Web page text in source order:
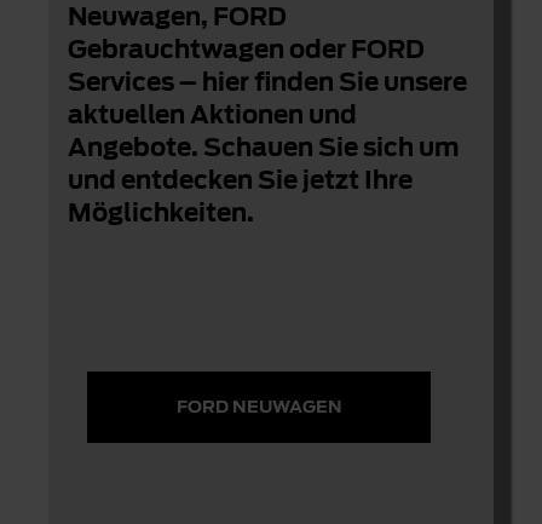
Neuwagen, FORD
Gebrauchtwagen oder FORD
Services – hier finden Sie unsere
aktuellen Aktionen und
Angebote. Schauen Sie sich um
und entdecken Sie jetzt Ihre
Möglichkeiten.
FORD NEUWAGEN